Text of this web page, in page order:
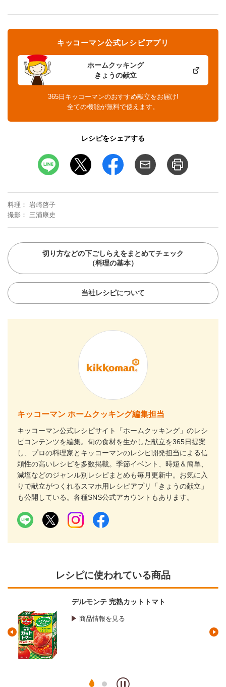
ホームクッキング
きょうの献立
キッコーマン公式レシピアプリ
365日キッコーマンのおすすめ献立をお届け!
全ての機能が無料で使えます。
レシピをシェアする
料理
岩崎啓子
撮影
三浦康史
切り方などの下ごしらえをまとめてチェック
（料理の基本）
当社レシピについて
キッコーマン ホームクッキング編集担当
キッコーマン公式レシピサイト「ホームクッキング」のレシ
ピコンテンツを編集。旬の食材を生かした献立を365日提案
し、プロの料理家とキッコーマンのレシピ開発担当による信
頼性の高いレシピを多数掲載。季節イベント、時短＆簡単、
減塩などのジャンル別レシピまとめも毎月更新中。お気に入
りで献立がつくれるスマホ用レシピアプリ「きょうの献立」
も公開している。各種SNS公式アカウントもあります。
レシピに使われている商品
デルモンテ 完熟カットトマト
商品情報を見る